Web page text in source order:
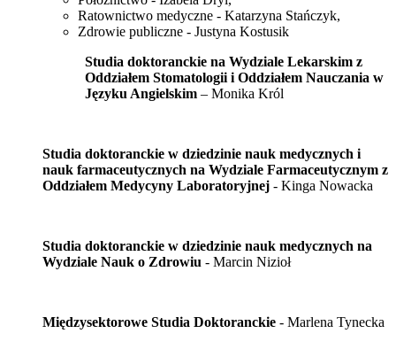
Ratownictwo medyczne - Katarzyna Stańczyk,
Zdrowie publiczne - Justyna Kostusik
Studia doktoranckie na Wydziale Lekarskim z
Oddziałem Stomatologii i Oddziałem Nauczania w
Języku Angielskim – Monika Król
Studia doktoranckie w dziedzinie nauk medycznych i
nauk farmaceutycznych na Wydziale Farmaceutycznym z
Oddziałem Medycyny Laboratoryjnej - Kinga Nowacka
Studia doktoranckie w dziedzinie nauk medycznych na
Wydziale Nauk o Zdrowiu - Marcin Nizioł
Międzysektorowe Studia Doktoranckie - Marlena Tynecka